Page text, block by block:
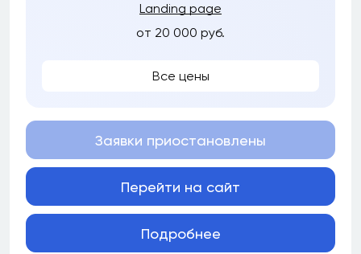
Landing page
от 20 000 руб.
Все цены
Заявки приостановлены
Перейти на сайт
Подробнее